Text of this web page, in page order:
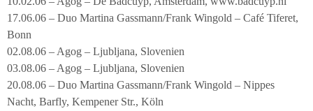
17.06.06 – Duo Martina Gassmann/Frank Wingold – Café Tiferet,
Bonn
02.08.06 – Agog – Ljubljana, Slovenien
03.08.06 – Agog – Ljubljana, Slovenien
20.08.06 – Duo Martina Gassmann/Frank Wingold – Nippes
Nacht, Barfly, Kempener Str., Köln